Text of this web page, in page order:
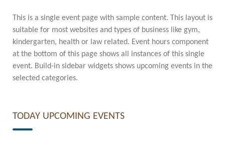
This is a single event page with sample content. This layout is
suitable for most websites and types of business like gym,
kindergarten, health or law related. Event hours component
at the bottom of this page shows all instances of this single
event. Build-in sidebar widgets shows upcoming events in the
selected categories.
TODAY UPCOMING EVENTS